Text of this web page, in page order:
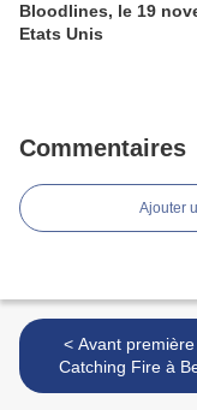
Bloodlines, le 19
Etats Unis
Commentaires
Ajouter
< Avant première de
Catching Fire à